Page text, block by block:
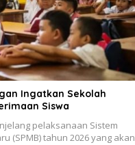
Ingatkan Sekolah
Siswa
pelaksanaan Sistem
(SPMB) tahun 2026 yang akan